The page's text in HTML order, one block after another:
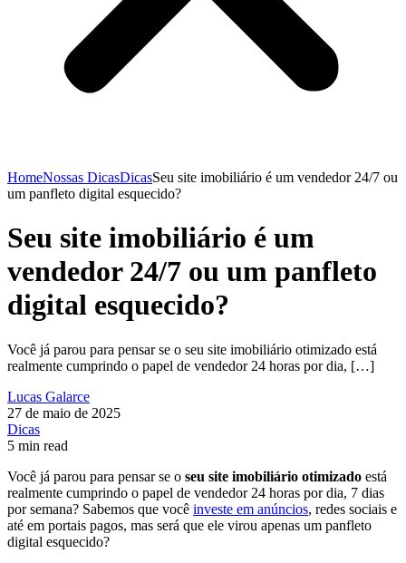
HomeNossas DicasDicasSeu site imobiliário é um vendedor 24/7 ou
um panfleto digital esquecido?
Seu site imobiliário é um
vendedor 24/7 ou um panfleto
digital esquecido?
Você já parou para pensar se o seu site imobiliário otimizado está
realmente cumprindo o papel de vendedor 24 horas por dia, […]
Lucas Galarce
27 de maio de 2025
Dicas
5 min read
Você já parou para pensar se o seu site imobiliário otimizado está
realmente cumprindo o papel de vendedor 24 horas por dia, 7 dias
por semana? Sabemos que você investe em anúncios, redes sociais e
até em portais pagos, mas será que ele virou apenas um panfleto
digital esquecido?